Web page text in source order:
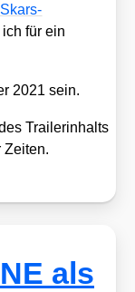
ich für ein
2021 sein.
Trai­ler­in­halts
Zei­ten.
als